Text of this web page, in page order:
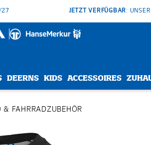
27 JETZT VERFÜGBAR:
DEERNS KIDS ACCESSOIRES
& FAHRRADZUBEHÖR